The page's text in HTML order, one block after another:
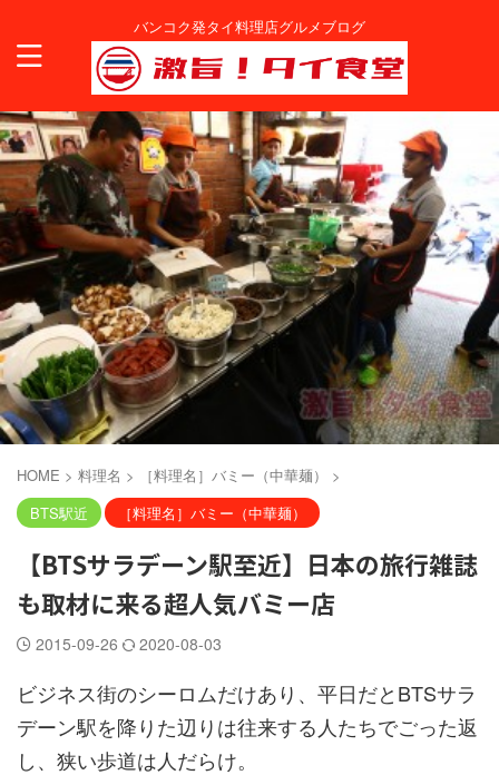
バンコク発タイ料理店グルメブログ
HOME > 料理名 > ［料理名］バミー（中華麺）
>
BTS駅近
［料理名］バミー（中華麺）
【BTSサラデーン駅至近】日本の旅行雑誌
も取材に来る超人気バミー店
2015-09-26 2020-08-03
ビジネス街のシーロムだけあり、平日だとBTSサラ
デーン駅を降りた辺りは往来する人たちでごった返
し、狭い歩道は人だらけ。